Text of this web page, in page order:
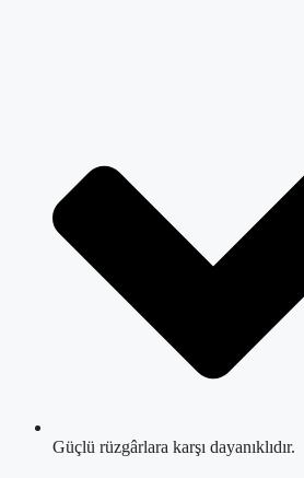
Güçlü rüzgârlara karşı dayanıklıdır.